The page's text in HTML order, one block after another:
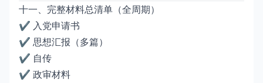
十一、完整材料总清单（全周期）
✔ 入党申请书
✔ 思想汇报（多篇）
✔ 自传
✔ 政审材料